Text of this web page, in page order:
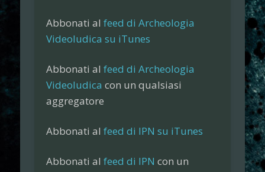
Abbonati alfeed di Archeologia
Videoludica su iTunes
Abbonati alfeed di Archeologia
Videoludica con un qualsiasi
aggregatore
Abbonati alfeed di IPN su iTunes
Abbonati alfeed di IPN con un